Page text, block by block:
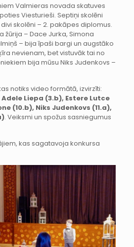
Valmieras novada skatuves
Viesturieši. Septiņi skolēni
skolēni – 2. pakāpes diplomus.
žūrija – Dace Jurka, Simona
– bija īpaši bargi un augstāko
nevienam, bet vistuvāk tai no
bija mūsu Niks Judenkovs –
notiks video formātā, izvirzīti:
Liepa (3.b), Estere Lutce
(10.b), Niks Judenkovs (11.a),
. Veiksmi un spožus sasniegumus
kas sagatavoja konkursa